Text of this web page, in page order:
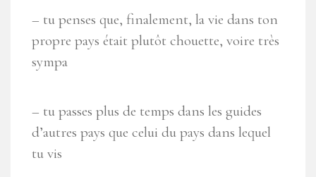
– tu penses que, finalement, la vie dans ton
propre pays était plutôt chouette, voire très
sympa
– tu passes plus de temps dans les guides
d’autres pays que celui du pays dans lequel
tu vis